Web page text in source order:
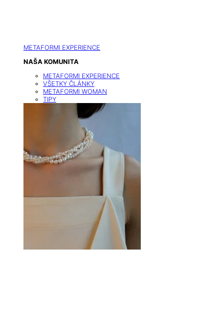
METAFORMI EXPERIENCE
NAŠA KOMUNITA
METAFORMI EXPERIENCE
VŠETKY ČLÁNKY
METAFORMI WOMAN
TIPY